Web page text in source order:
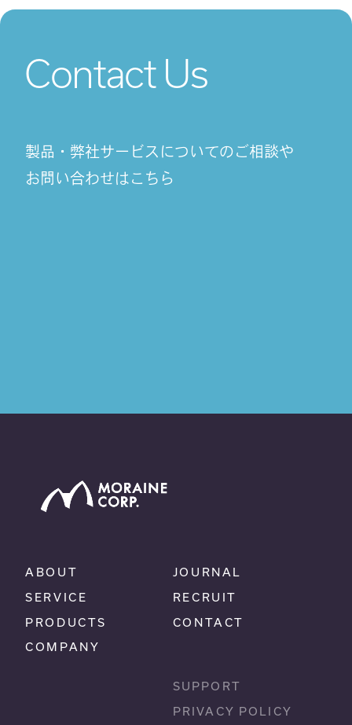
Contact Us
製品・弊社サービスについてのご相談や
お問い合わせはこちら
ABOUT
SERVICE
PRODUCTS
COMPANY
JOURNAL
RECRUIT
CONTACT
SUPPORT
PRIVACY POLICY